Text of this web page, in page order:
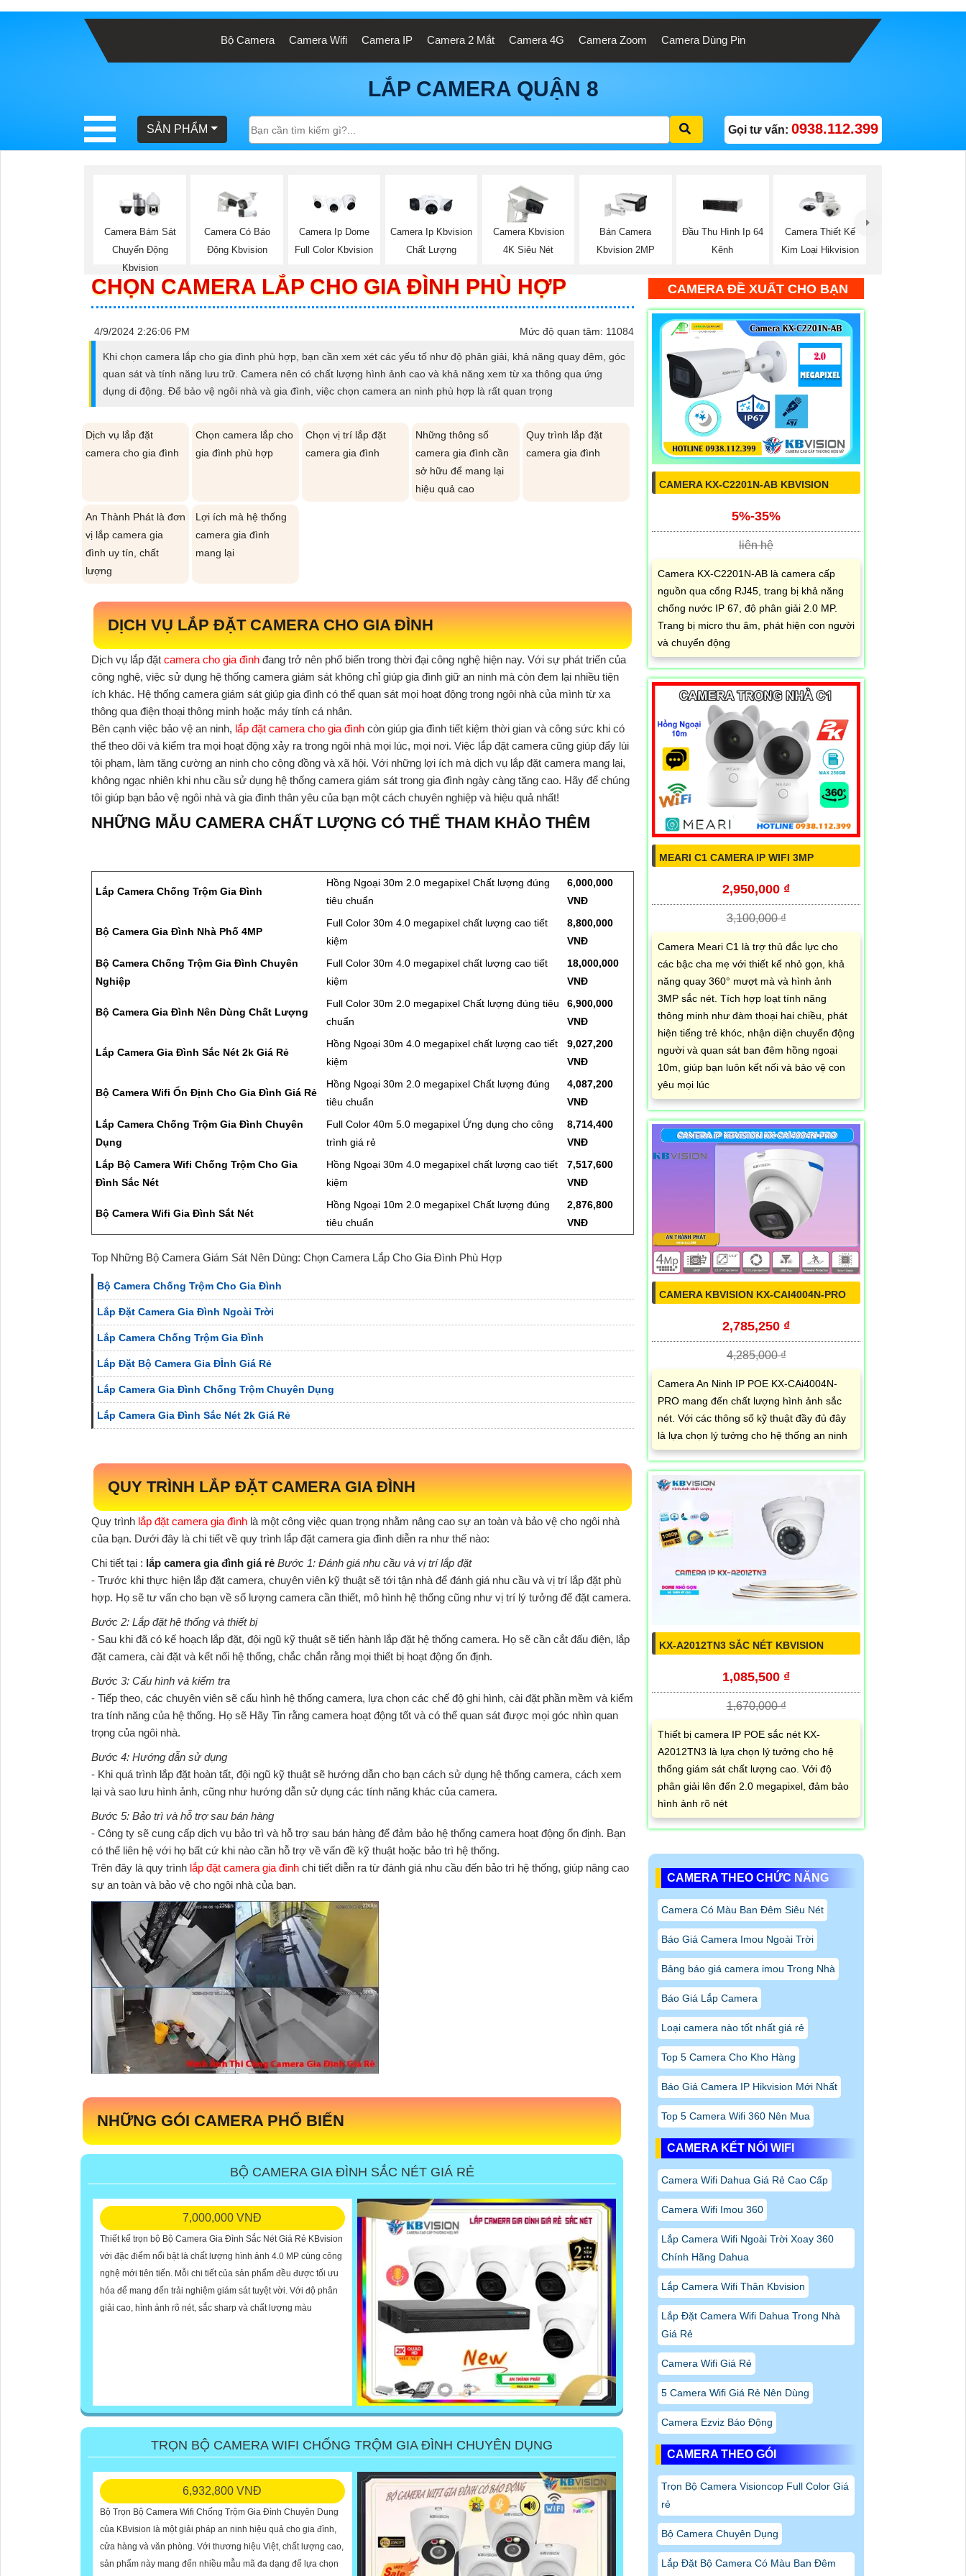
Bộ Camera Camera Wifi Camera IP Camera 2 Mắt Camera 4G Camera Zoom Camera Dùng Pin
LẮP CAMERA QUẬN 8
SẢN PHẨM Gọi tư vấn: 0938.112.399
Camera Bám Sát
Chuyển Động
Kbvision
Camera Có Báo
Động Kbvision
Camera Ip Dome
Full Color Kbvision
Camera Ip Kbvision
Chất Lượng
Camera Kbvision
4K Siêu Nét
Bán Camera
Kbvision 2MP
Đầu Thu Hình Ip 64
Kênh
Camera Thiết Kế
Kim Loại Hikvision
CHỌN CAMERA LẮP CHO GIA ĐÌNH PHÙ HỢP
4/9/2024 2:26:06 PM Mức độ quan tâm: 11084
Khi chọn camera lắp cho gia đình phù hợp, bạn cần xem xét các yếu tố như độ phân giải, khả năng quay đêm, góc
quan sát và tính năng lưu trữ. Camera nên có chất lượng hình ảnh cao và khả năng xem từ xa thông qua ứng
dụng di động. Để bảo vệ ngôi nhà và gia đình, việc chọn camera an ninh phù hợp là rất quan trọng
Dịch vụ lắp đặt
camera cho gia đình
Chọn camera lắp cho
gia đình phù hợp
Chọn vị trí lắp đặt
camera gia đình
Những thông số
camera gia đình cần
sở hữu để mang lại
hiệu quả cao
Quy trình lắp đặt
camera gia đình
An Thành Phát là đơn
vị lắp camera gia
đình uy tín, chất
lượng
Lợi ích mà hệ thống
camera gia đình
mang lại
DỊCH VỤ LẮP ĐẶT CAMERA CHO GIA ĐÌNH
Dịch vụ lắp đặt camera cho gia đình đang trở nên phổ biến trong thời đại công nghệ hiện nay. Với sự phát triển của
công nghệ, việc sử dụng hệ thống camera giám sát không chỉ giúp gia đình giữ an ninh mà còn đem lại nhiều tiện
ích khác. Hệ thống camera giám sát giúp gia đình có thể quan sát mọi hoạt động trong ngôi nhà của mình từ xa
thông qua điện thoại thông minh hoặc máy tính cá nhân.
Bên cạnh việc bảo vệ an ninh, lắp đặt camera cho gia đình còn giúp gia đình tiết kiệm thời gian và công sức khi có
thể theo dõi và kiểm tra mọi hoạt động xảy ra trong ngôi nhà mọi lúc, mọi nơi. Việc lắp đặt camera cũng giúp đẩy lùi
tội phạm, làm tăng cường an ninh cho cộng đồng và xã hội. Với những lợi ích mà dịch vụ lắp đặt camera mang lại,
không ngạc nhiên khi nhu cầu sử dụng hệ thống camera giám sát trong gia đình ngày càng tăng cao. Hãy để chúng
tôi giúp bạn bảo vệ ngôi nhà và gia đình thân yêu của bạn một cách chuyên nghiệp và hiệu quả nhất!
NHỮNG MẪU CAMERA CHẤT LƯỢNG CÓ THỂ THAM KHẢO THÊM
Lắp Camera Chống Trộm Gia Đình
Hồng Ngoại 30m 2.0 megapixel Chất lượng đúng
tiêu chuẩn
6,000,000
VNĐ
Bộ Camera Gia Đình Nhà Phố 4MP
Full Color 30m 4.0 megapixel chất lượng cao tiết
kiệm
8,800,000
VNĐ
Bộ Camera Chống Trộm Gia Đình Chuyên
Nghiệp
Full Color 30m 4.0 megapixel chất lượng cao tiết
kiệm
18,000,000
VNĐ
Bộ Camera Gia Đình Nên Dùng Chất Lượng
Full Color 30m 2.0 megapixel Chất lượng đúng tiêu
chuẩn
6,900,000
VNĐ
Lắp Camera Gia Đình Sắc Nét 2k Giá Rẻ
Hồng Ngoại 30m 4.0 megapixel chất lượng cao tiết
kiệm
9,027,200
VNĐ
Bộ Camera Wifi Ổn Định Cho Gia Đình Giá Rẻ
Hồng Ngoại 30m 2.0 megapixel Chất lượng đúng
tiêu chuẩn
4,087,200
VNĐ
Lắp Camera Chống Trộm Gia Đình Chuyên
Dụng
Full Color 40m 5.0 megapixel Ứng dụng cho công
trình giá rẻ
8,714,400
VNĐ
Lắp Bộ Camera Wifi Chống Trộm Cho Gia
Đình Sắc Nét
Hồng Ngoại 30m 4.0 megapixel chất lượng cao tiết
kiệm
7,517,600
VNĐ
Bộ Camera Wifi Gia Đình Sắt Nét
Hồng Ngoại 10m 2.0 megapixel Chất lượng đúng
tiêu chuẩn
2,876,800
VNĐ
Top Những Bộ Camera Giám Sát Nên Dùng: Chọn Camera Lắp Cho Gia Đình Phù Hợp
Bộ Camera Chống Trộm Cho Gia Đình
Lắp Đặt Camera Gia Đình Ngoài Trời
Lắp Camera Chống Trộm Gia Đình
Lắp Đặt Bộ Camera Gia ĐÌnh Giá Rẻ
Lắp Camera Gia Đình Chống Trộm Chuyên Dụng
Lắp Camera Gia Đình Sắc Nét 2k Giá Rẻ
QUY TRÌNH LẮP ĐẶT CAMERA GIA ĐÌNH
Quy trình lắp đặt camera gia đình là một công việc quan trọng nhằm nâng cao sự an toàn và bảo vệ cho ngôi nhà
của bạn. Dưới đây là chi tiết về quy trình lắp đặt camera gia đình diễn ra như thế nào:
Chi tiết tại : lắp camera gia đình giá rẻ Bước 1: Đánh giá nhu cầu và vị trí lắp đặt
- Trước khi thực hiện lắp đặt camera, chuyên viên kỹ thuật sẽ tới tận nhà để đánh giá nhu cầu và vị trí lắp đặt phù
hợp. Họ sẽ tư vấn cho bạn về số lượng camera cần thiết, mô hình hệ thống cũng như vị trí lý tưởng để đặt camera.
Bước 2: Lắp đặt hệ thống và thiết bị
- Sau khi đã có kế hoạch lắp đặt, đội ngũ kỹ thuật sẽ tiến hành lắp đặt hệ thống camera. Họ sẽ cần cắt đấu điện, lắp
đặt camera, cài đặt và kết nối hệ thống, chắc chắn rằng mọi thiết bị hoạt động ổn định.
Bước 3: Cấu hình và kiểm tra
- Tiếp theo, các chuyên viên sẽ cấu hình hệ thống camera, lựa chọn các chế độ ghi hình, cài đặt phần mềm và kiểm
tra tính năng của hệ thống. Họ sẽ Hãy Tin rằng camera hoạt động tốt và có thể quan sát được mọi góc nhìn quan
trọng của ngôi nhà.
Bước 4: Hướng dẫn sử dụng
- Khi quá trình lắp đặt hoàn tất, đội ngũ kỹ thuật sẽ hướng dẫn cho bạn cách sử dụng hệ thống camera, cách xem
lại và sao lưu hình ảnh, cũng như hướng dẫn sử dụng các tính năng khác của camera.
Bước 5: Bảo trì và hỗ trợ sau bán hàng
- Công ty sẽ cung cấp dịch vụ bảo trì và hỗ trợ sau bán hàng để đảm bảo hệ thống camera hoạt động ổn định. Bạn
có thể liên hệ với họ bất cứ khi nào cần hỗ trợ về vấn đề kỹ thuật hoặc bảo trì hệ thống.
Trên đây là quy trình lắp đặt camera gia đình chi tiết diễn ra từ đánh giá nhu cầu đến bảo trì hệ thống, giúp nâng cao
sự an toàn và bảo vệ cho ngôi nhà của bạn.
NHỮNG GÓI CAMERA PHỔ BIẾN
BỘ CAMERA GIA ĐÌNH SẮC NÉT GIÁ RẺ
7,000,000 VNĐ
Thiết kế trọn bộ Bộ Camera Gia Đình Sắc Nét Giá Rẻ KBvision
với đặc điểm nổi bật là chất lượng hình ảnh 4.0 MP cùng công
nghệ mới tiên tiến. Mỗi chi tiết của sản phẩm đều được tối ưu
hóa để mang đến trải nghiệm giám sát tuyệt vời. Với độ phân
giải cao, hình ảnh rõ nét, sắc sharp và chất lượng màu
TRỌN BỘ CAMERA WIFI CHỐNG TRỘM GIA ĐÌNH CHUYÊN DỤNG
6,932,800 VNĐ
Bộ Trọn Bộ Camera Wifi Chống Trộm Gia Đình Chuyên Dụng
của KBvision là một giải pháp an ninh hiệu quả cho gia đình,
cửa hàng và văn phòng. Với thương hiệu Việt, chất lượng cao,
sản phẩm này mang đến nhiều mẫu mã đa dạng để lựa chọn
CAMERA ĐỀ XUẤT CHO BẠN
CAMERA KX-C2201N-AB KBVISION
5%-35%
liên hệ
Camera KX-C2201N-AB là camera cấp
nguồn qua cổng RJ45, trang bị khả năng
chống nước IP 67, độ phân giải 2.0 MP.
Trang bị micro thu âm, phát hiện con người
và chuyển động
MEARI C1 CAMERA IP WIFI 3MP
2,950,000 ₫
3,100,000 ₫
Camera Meari C1 là trợ thủ đắc lực cho
các bậc cha mẹ với thiết kế nhỏ gọn, khả
năng quay 360° mượt mà và hình ảnh
3MP sắc nét. Tích hợp loạt tính năng
thông minh như đàm thoại hai chiều, phát
hiện tiếng trẻ khóc, nhận diện chuyển động
người và quan sát ban đêm hồng ngoại
10m, giúp bạn luôn kết nối và bảo vệ con
yêu mọi lúc
CAMERA KBVISION KX-CAI4004N-PRO
2,785,250 ₫
4,285,000 ₫
Camera An Ninh IP POE KX-CAi4004N-
PRO mang đến chất lượng hình ảnh sắc
nét. Với các thông số kỹ thuật đầy đủ đây
là lựa chọn lý tưởng cho hệ thống an ninh
KX-A2012TN3 SẮC NÉT KBVISION
1,085,500 ₫
1,670,000 ₫
Thiết bị camera IP POE sắc nét KX-
A2012TN3 là lựa chọn lý tưởng cho hệ
thống giám sát chất lượng cao. Với độ
phân giải lên đến 2.0 megapixel, đảm bảo
hình ảnh rõ nét
CAMERA THEO CHỨC NĂNG
Camera Có Màu Ban Đêm Siêu Nét
Báo Giá Camera Imou Ngoài Trời
Bảng báo giá camera imou Trong Nhà
Báo Giá Lắp Camera
Loại camera nào tốt nhất giá rẻ
Top 5 Camera Cho Kho Hàng
Báo Giá Camera IP Hikvision Mới Nhất
Top 5 Camera Wifi 360 Nên Mua
CAMERA KẾT NỐI WIFI
Camera Wifi Dahua Giá Rẻ Cao Cấp
Camera Wifi Imou 360
Lắp Camera Wifi Ngoài Trời Xoay 360
Chính Hãng Dahua
Lắp Camera Wifi Thân Kbvision
Lắp Đặt Camera Wifi Dahua Trong Nhà
Giá Rẻ
Camera Wifi Giá Rẻ
5 Camera Wifi Giá Rẻ Nên Dùng
Camera Ezviz Báo Động
CAMERA THEO GÓI
Trọn Bộ Camera Visioncop Full Color Giá
rẻ
Bộ Camera Chuyên Dụng
Lắp Đặt Bộ Camera Có Màu Ban Đêm